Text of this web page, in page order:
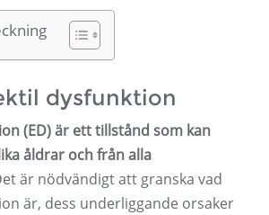
dysfunktion
(ED) är ett tillstånd som kan
åldrar och från alla
är nödvändigt att granska vad
är, dess underliggande orsaker